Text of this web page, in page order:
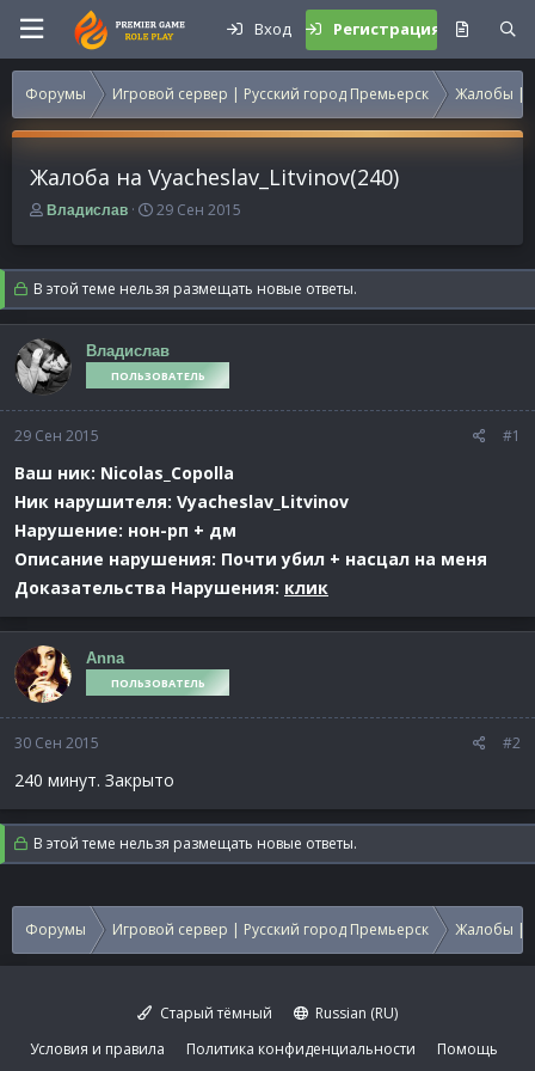
Вход Регистрация
Форумы Игровой сервер | Русский город Премьерск Жалобы |
Жалоба на Vyacheslav_Litvinov(240)
А
т
о
р
т
е
м
ы
Владислав
Д
т
а
н
а
а
л
29 Сен 2015
В этой теме нельзя размещать новые ответы.
Владислав
ПОЛЬЗОВАТЕЛЬ
29 Сен 2015 #1
Ваш ник: Nicolas_Copolla
Ник нарушителя: Vyacheslav_Litvinov
Нарушение: нон-рп + дм
Описание нарушения: Почти убил + насцал на меня
Доказательства Нарушения: клик
Anna
ПОЛЬЗОВАТЕЛЬ
30 Сен 2015 #2
240 минут. Закрыто
В этой теме нельзя размещать новые ответы.
Форумы Игровой сервер | Русский город Премьерск Жалобы |
Старый тёмный
Russian (RU)
Условия и правила
Политика конфиденциальности Помощь